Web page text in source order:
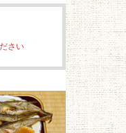
さい